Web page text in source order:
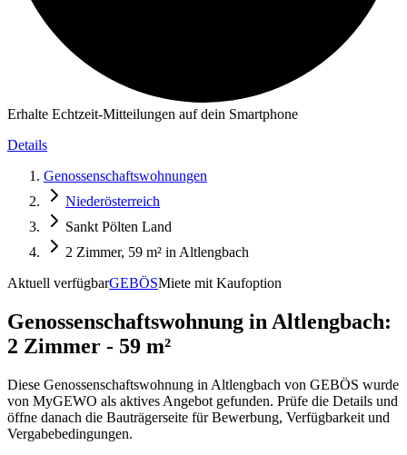
Erhalte Echtzeit-Mitteilungen auf dein Smartphone
Details
Genossenschaftswohnungen
Niederösterreich
Sankt Pölten Land
2 Zimmer, 59 m² in Altlengbach
Aktuell verfügbarGEBÖSMiete mit Kaufoption
Genossenschaftswohnung in Altlengbach:
2 Zimmer - 59 m²
Diese Genossenschaftswohnung in Altlengbach von GEBÖS wurde
von MyGEWO als aktives Angebot gefunden. Prüfe die Details und
öffne danach die Bauträgerseite für Bewerbung, Verfügbarkeit und
Vergabebedingungen.